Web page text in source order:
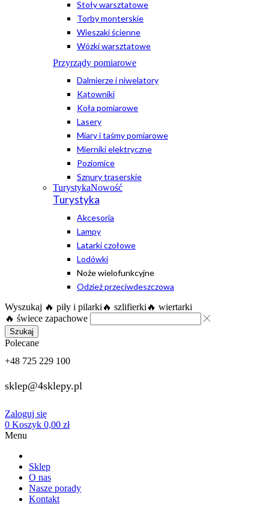
Stoły warsztatowe
Torby monterskie
Wieszaki ścienne
Wózki warsztatowe
Przyrządy pomiarowe
Dalmierze i niwelatory
Kątowniki
Koła pomiarowe
Lasery
Miary i taśmy pomiarowe
Mierniki elektryczne
Poziomice
Sznury traserskie
TurystykaNowość
Turystyka
Akcesoria
Lampy
Latarki czołowe
Lodówki
Noże wielofunkcyjne
Odzież przeciwdeszczowa
Wyszukaj 🔥 piły i pilarki 🔥 szlifierki 🔥 wiertarki
🔥 świece zapachowe
Szukaj
Polecane
+48 725 229 100
sklep@4sklepy.pl
Zaloguj się
0 Koszyk 0,00 zł
Menu
Sklep
O nas
Nasze porady
Kontakt